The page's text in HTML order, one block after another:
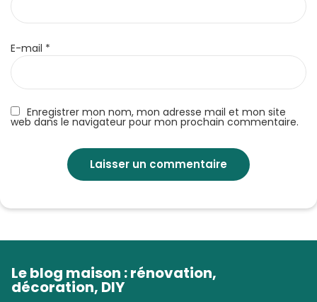
Enregistrer mon nom, mon adresse mail et mon site
web dans le navigateur pour mon prochain commentaire.
E-mail *
Le blog maison : rénovation,
décoration, DIY